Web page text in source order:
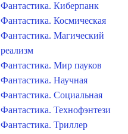
Фантастика. Киберпанк
Фантастика. Космическая
Фантастика. Магический
реализм
Фантастика. Мир пауков
Фантастика. Научная
Фантастика. Социальная
Фантастика. Технофэнтези
Фантастика. Триллер